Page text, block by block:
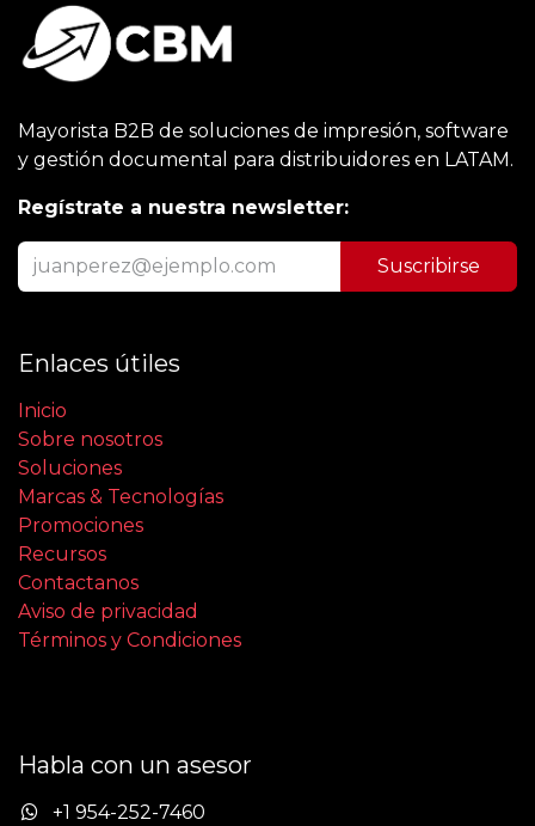
Mayorista B2B de soluciones de impresión, software
y gestión documental para distribuidores en LATAM.
Regístrate a nuestra newsletter:
Suscribirse
Enlaces útiles
Inicio
Sobre nosotros
Soluciones
Marcas & Tecnologías
Promociones
Recursos
Contactanos
Aviso de privacidad
Términos y Condiciones
Habla con un asesor
+1 954-252-7460